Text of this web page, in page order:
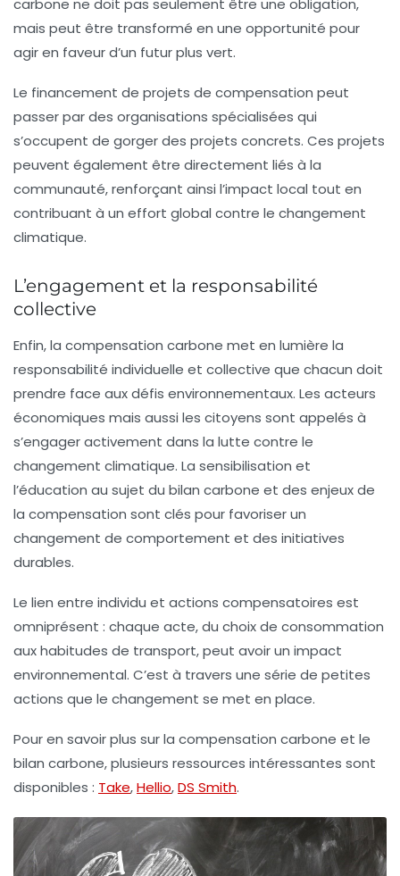
mais peut être transformé en une opportunité pour
agir en faveur d’un futur plus vert.
Le financement de projets de compensation peut
passer par des organisations spécialisées qui
s’occupent de gorger des projets concrets. Ces projets
peuvent également être directement liés à la
communauté, renforçant ainsi l’impact local tout en
contribuant à un effort global contre le changement
climatique.
L’engagement et la responsabilité
collective
Enfin, la compensation carbone met en lumière la
responsabilité individuelle et collective que chacun doit
prendre face aux défis environnementaux. Les acteurs
économiques mais aussi les citoyens sont appelés à
s’engager activement dans la lutte contre le
changement climatique. La sensibilisation et
l’éducation au sujet du bilan carbone et des enjeux de
la compensation sont clés pour favoriser un
changement de comportement et des initiatives
durables.
Le lien entre individu et actions compensatoires est
omniprésent : chaque acte, du choix de consommation
aux habitudes de transport, peut avoir un impact
environnemental. C’est à travers une série de petites
actions que le changement se met en place.
Pour en savoir plus sur la compensation carbone et le
bilan carbone, plusieurs ressources intéressantes sont
disponibles : Take,Hellio,DS Smith.